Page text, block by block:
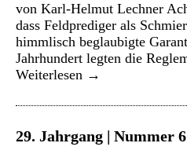
von Karl-Helmut Lechner
dass Feldprediger als
himmlisch beglaubigte
Jahrhundert legten die
Weiterlesen →
29. Jahrgang | Nummer